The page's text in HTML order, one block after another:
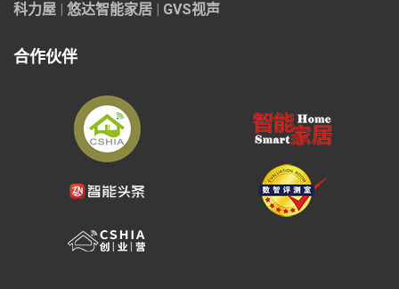
科力屋
悠达智能家居 GVS视声
合作伙伴